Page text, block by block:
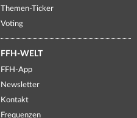
Themen-Ticker
Voting
FFH-WELT
FFH-App
Newsletter
Kontakt
Frequenzen